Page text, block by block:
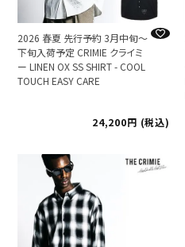
2026 春夏 先行予約 3月中旬～
下旬入荷予定 CRIMIE クライミ
ー LINEN OX SS SHIRT - COOL
TOUCH EASY CARE
24,200 税込